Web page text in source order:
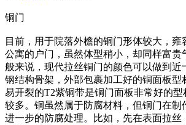
铜门
目前，用于院落外檐的铜门形体较大，雍
公寓的户门，虽然体型稍小，却同样富贵
般来说，现代拉丝铜门的颜色可以做到近
钢结构骨架，外部包裹加工好的铜面板型
易开裂的T2紫铜带是铜门面板非常好的型
较多。铜虽然属于防腐材料，但铜门在制
进一步的防腐处理。比如，先在表面拉丝